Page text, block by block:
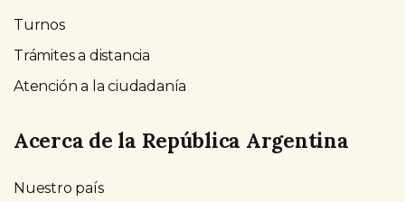
Turnos
Trámites a distancia
Atención a la ciudadanía
Acerca de la República Argentina
Nuestro país